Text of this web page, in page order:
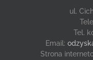
ul.
Tel.
Email:
Strona